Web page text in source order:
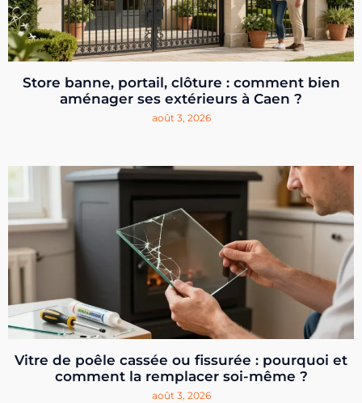
Store banne, portail, clôture : comment bien
aménager ses extérieurs à Caen ?
août 3, 2026
Vitre de poêle cassée ou fissurée : pourquoi et
comment la remplacer soi-même ?
août 3, 2026